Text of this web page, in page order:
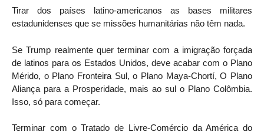
Tirar dos países latino-americanos as bases militares
estadunidenses que se missões humanitárias não têm nada.
Se Trump realmente quer terminar com a imigração forçada
de latinos para os Estados Unidos, deve acabar com o Plano
Mérido, o Plano Fronteira Sul, o Plano Maya-Chortí, O Plano
Aliança para a Prosperidade, mais ao sul o Plano Colômbia.
Isso, só para começar.
Terminar com o Tratado de Livre-Comércio da América do